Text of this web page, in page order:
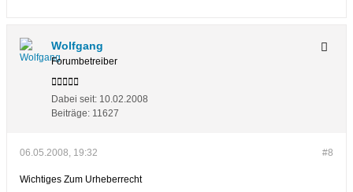
Wolfgang
Forumbetreiber
Dabei seit: 10.02.2008
Beiträge: 11627
#8
06.05.2008, 19:32
Wichtiges Zum Urheberrecht